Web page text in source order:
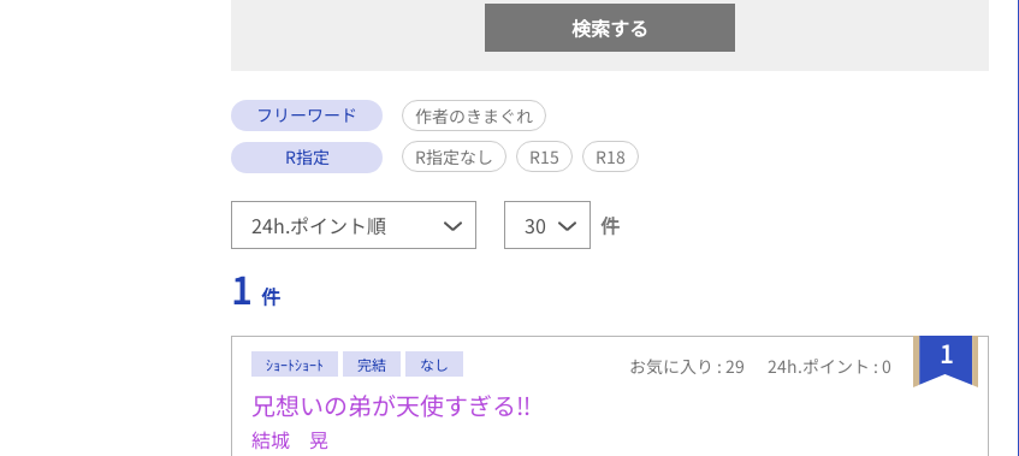
フリーワード
作者のきまぐれ
R指定
R指定なし R15 R18
件
1 件
1
ｼｮｰﾄｼｮｰﾄ 完結 なし お気に入り : 29 24h.ポイント : 0
兄想いの弟が天使すぎる‼︎
結城 晃